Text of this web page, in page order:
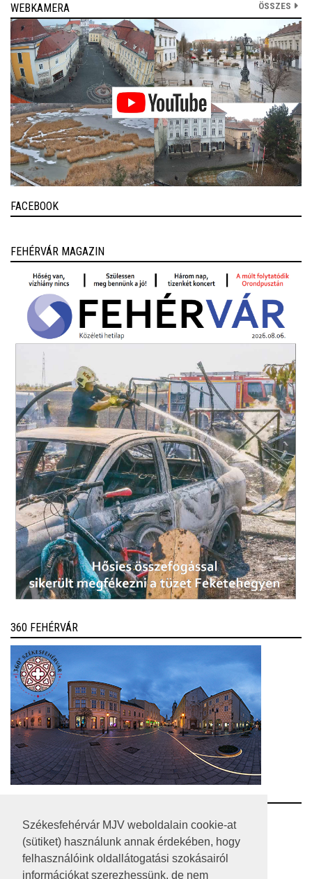
Székesfehérvár MJV weboldalain cookie-at
(sütiket) használunk annak érdekében, hogy
felhasználóink oldallátogatási szokásairól
információkat szerezhessünk, de nem
WEBKAMERA ÖSSZES
FACEBOOK
FEHÉRVÁR MAGAZIN
360 FEHÉRVÁR
RSS
A HONLAP 2017.03.31-I ÁLLAPOTA